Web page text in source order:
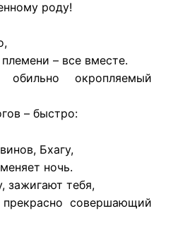
роду!
– все вместе.
окропляемый
– быстро:
Бхагу,
ночь.
зажигают тебя,
совершающий